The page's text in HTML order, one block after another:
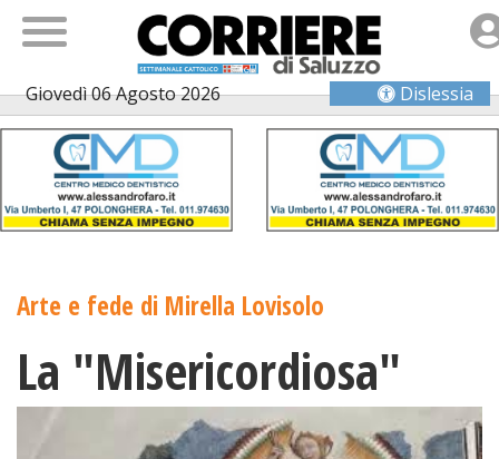
Giovedì 06 Agosto 2026 Dislessia
Arte e fede di Mirella Lovisolo
La "Misericordiosa"